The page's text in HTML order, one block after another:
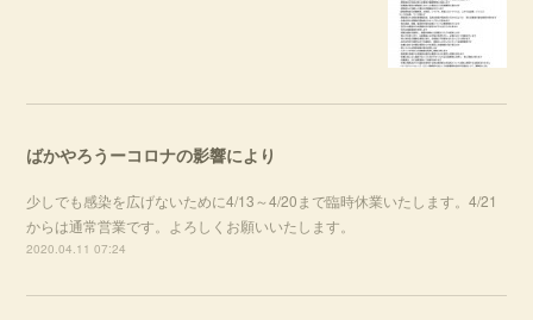
ばかやろうーコロナの影響により
少しでも感染を広げないために4/13～4/20まで臨時休業いたします。4/21
からは通常営業です。よろしくお願いいたします。
2020.04.11 07:24